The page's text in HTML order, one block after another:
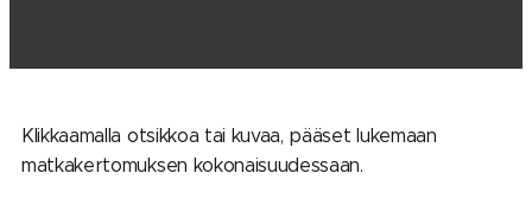
Klikkaamalla otsikkoa tai kuvaa, pääset lukemaan
matkakertomuksen kokonaisuudessaan.